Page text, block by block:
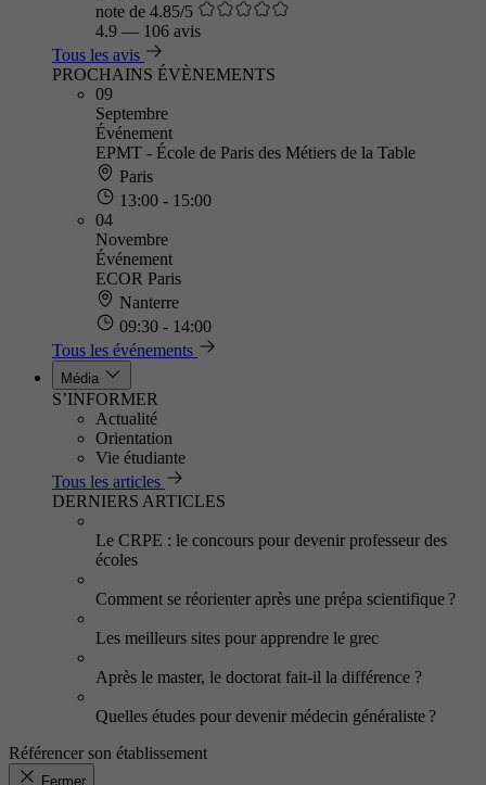
note de 4.85/5
4.9 — 106 avis
Tous les avis
PROCHAINS ÉVÈNEMENTS
09
Septembre
Événement
EPMT - École de Paris des Métiers de la Table
Paris
13:00 - 15:00
04
Novembre
Événement
ECOR Paris
Nanterre
09:30 - 14:00
Tous les événements
Média
S’INFORMER
Actualité
Orientation
Vie étudiante
Tous les articles
DERNIERS ARTICLES
Le CRPE : le concours pour devenir professeur des
écoles
Comment se réorienter après une prépa scientifique ?
Les meilleurs sites pour apprendre le grec
Après le master, le doctorat fait-il la différence ?
Quelles études pour devenir médecin généraliste ?
Référencer son établissement
Fermer